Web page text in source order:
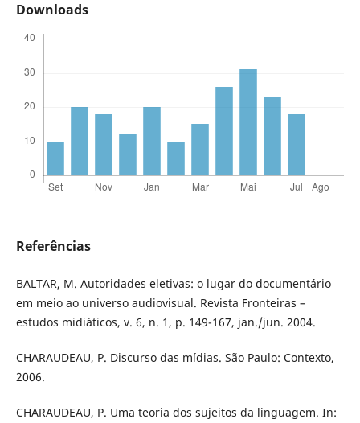
Downloads
Referências
BALTAR, M. Autoridades eletivas: o lugar do documentário
em meio ao universo audiovisual. Revista Fronteiras –
estudos midiáticos, v. 6, n. 1, p. 149-167, jan./jun. 2004.
CHARAUDEAU, P. Discurso das mídias. São Paulo: Contexto,
2006.
CHARAUDEAU, P. Uma teoria dos sujeitos da linguagem. In: